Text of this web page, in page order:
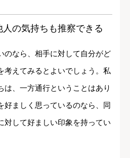
の気持ちも推察できる
のなら、相手に対して自分がど
考えてみるとよいでしょう。私
は、一方通行ということはあり
好ましく思っているのなら、同
対して好ましい印象を持ってい